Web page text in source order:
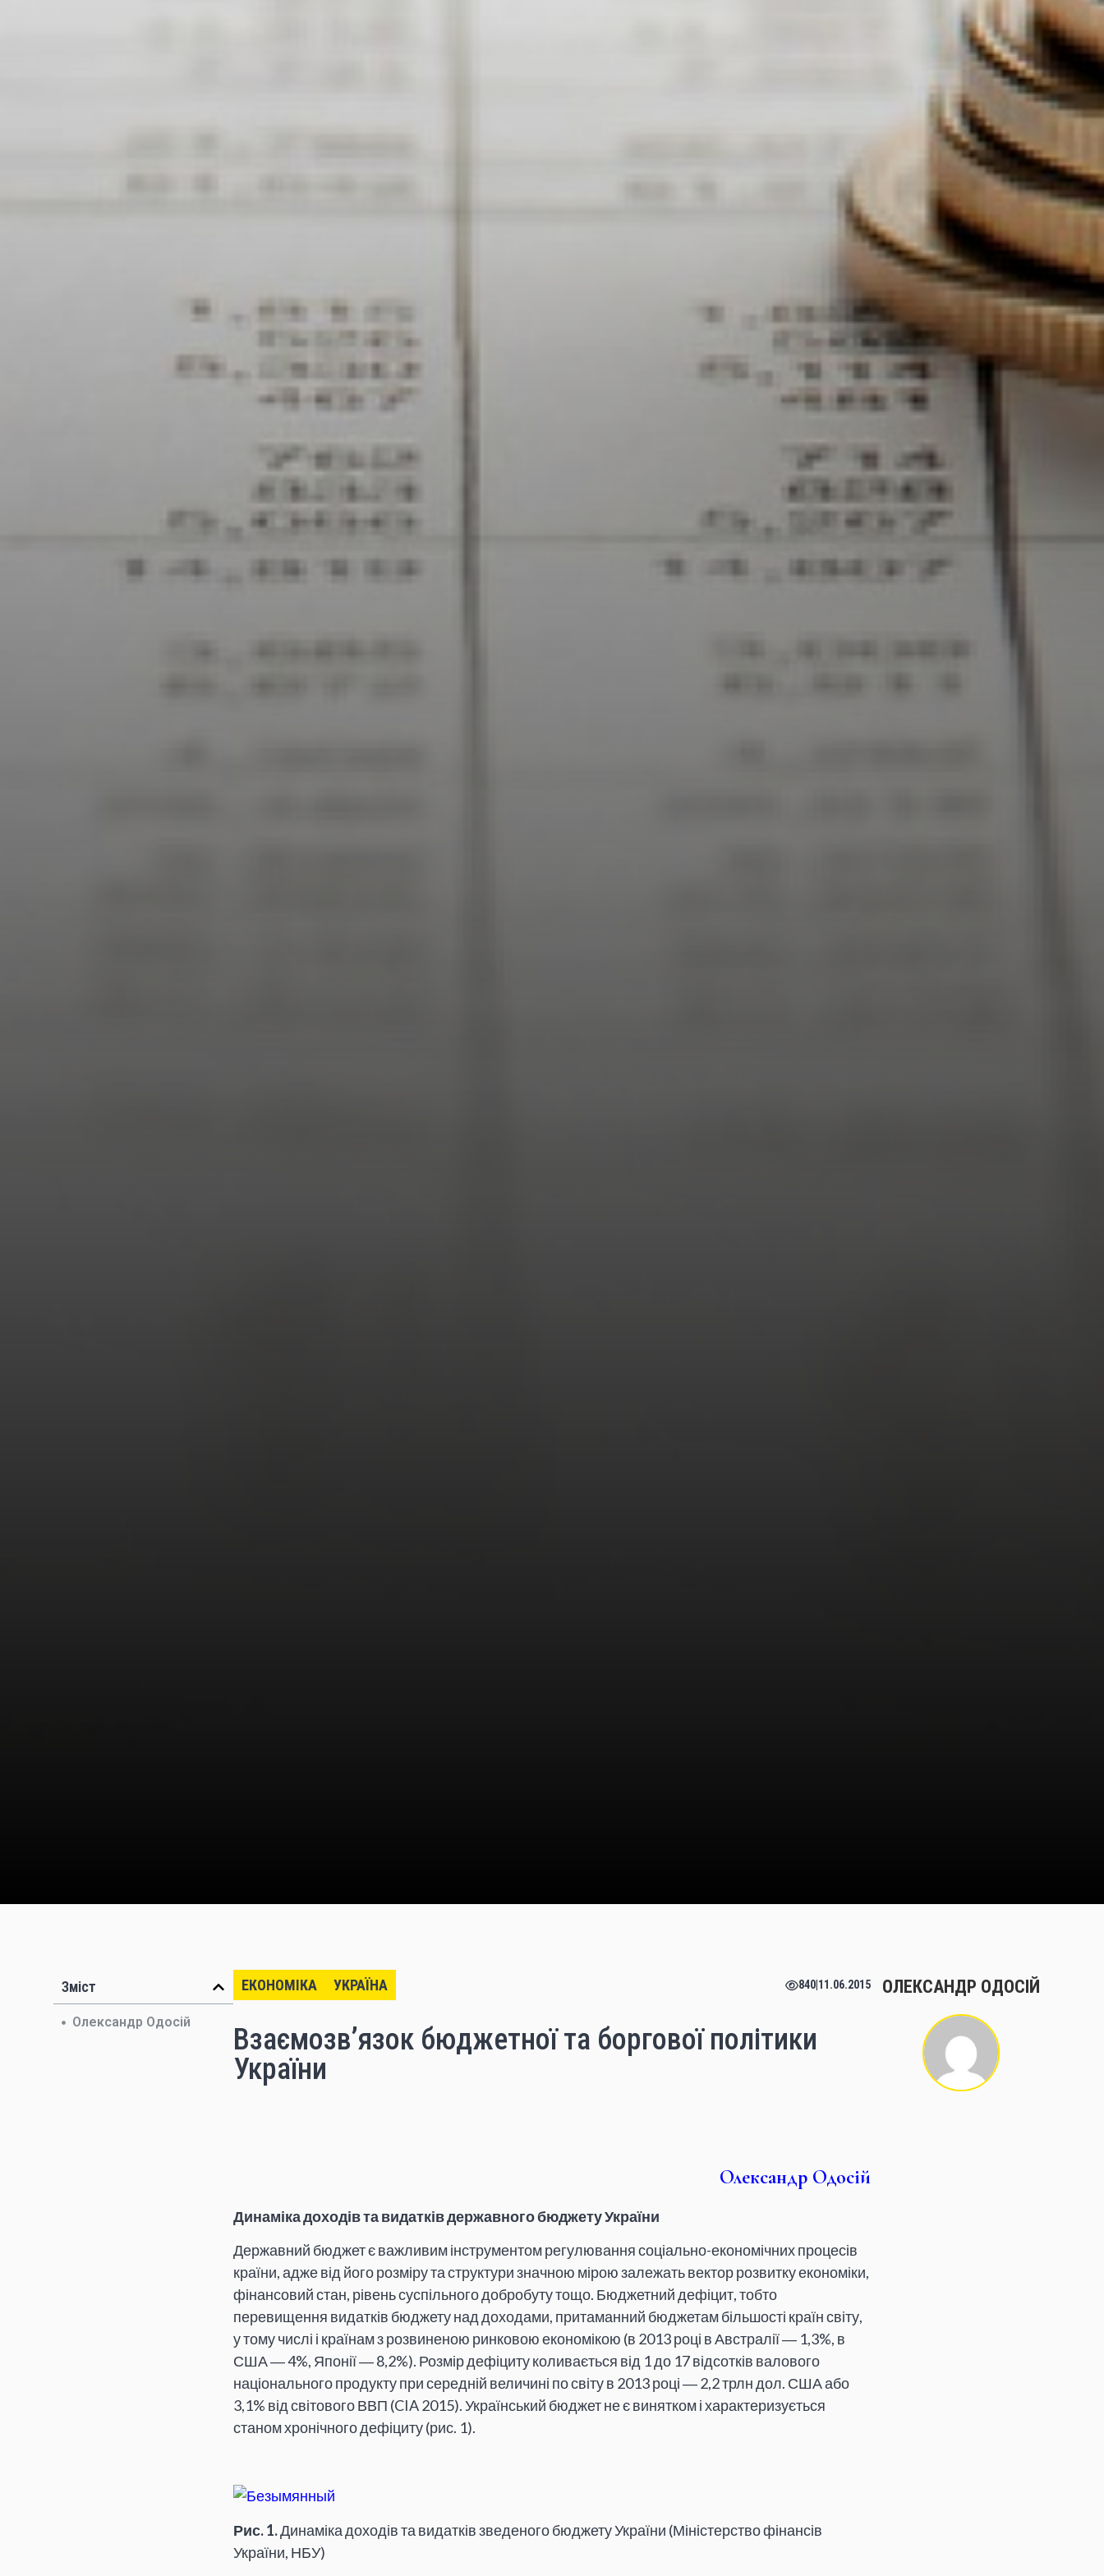
Зміст
Олександр Одосій
ЕКОНОМІКА УКРАЇНА 840 11.06.2015
Взаємозв’язок бюджетної та боргової політики
України
Олександр Одосій
Динаміка доходів та видатків державного бюджету України
Державний бюджет є важливим інструментом регулювання соціально-економічних процесів
країни, адже від його розміру та структури значною мірою залежать вектор розвитку економіки,
фінансовий стан, рівень суспільного добробуту тощо. Бюджетний дефіцит, тобто
перевищення видатків бюджету над доходами, притаманний бюджетам більшості країн світу,
у тому числі і країнам з розвиненою ринковою економікою (в 2013 році в Австралії ― 1,3%, в
США ― 4%, Японії ― 8,2%). Розмір дефіциту коливається від 1 до 17 відсотків валового
національного продукту при середній величині по світу в 2013 році ― 2,2 трлн дол. США або
3,1% від світового ВВП (CIA 2015). Український бюджет не є винятком і характеризується
станом хронічного дефіциту (рис. 1).
Рис. 1.Динаміка доходів та видатків зведеного бюджету України (Міністерство фінансів
України, НБУ)
ОЛЕКСАНДР ОДОСІЙ